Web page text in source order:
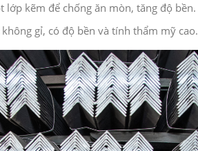
kẽm để chống ăn mòn, tăng độ bền.
gỉ, có độ bền và tính thẩm mỹ cao.